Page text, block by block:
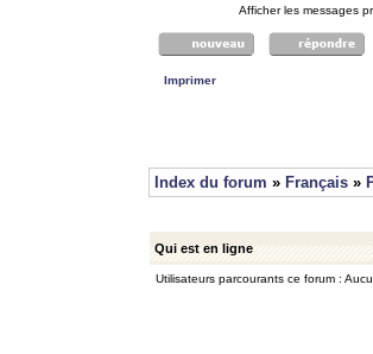
Afficher les messages
Imprimer
Index du forum » Français »
Qui est en ligne
Utilisateurs parcourants ce forum :